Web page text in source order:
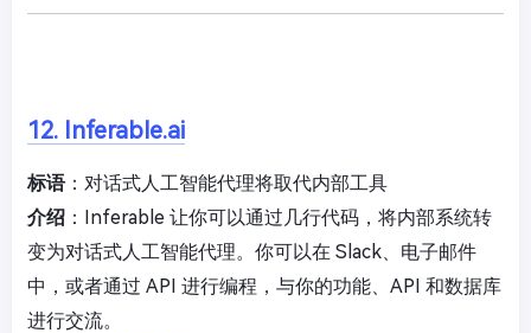
12. Inferable.ai
标语：对话式人工智能代理将取代内部工具
介绍 ：Inferable 让你可以通过几行代码，将内部系统转
变为对话式人工智能代理。你可以在 Slack、电子邮件
中，或者通过 API 进行编程，与你的功能、API 和数据库
进行交流。